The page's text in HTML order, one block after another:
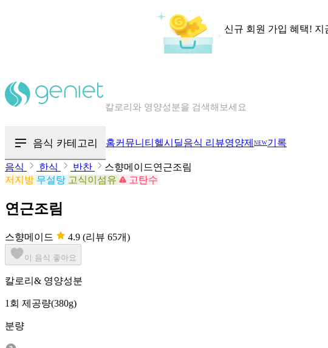
신규 회원 가입 혜택! 지
칼로리와 영양성분을 검색해보세요
음식 카테고리 홈커뮤니티 헬시딜음식 리뷰영양제 NEW기록
음식 한식 반찬
스향메이드연근조림
저지방 무설탕 고식이섬유 고탄수
연근조림
스향메이드 4.9 (리뷰 65개)
이 음식 좋아요
칼로리& 영양성분
1회 제공량(380g)
분량